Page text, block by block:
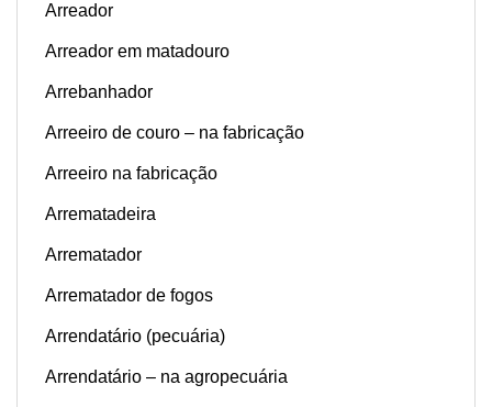
Arreador
Arreador em matadouro
Arrebanhador
Arreeiro de couro – na fabricação
Arreeiro na fabricação
Arrematadeira
Arrematador
Arrematador de fogos
Arrendatário (pecuária)
Arrendatário – na agropecuária